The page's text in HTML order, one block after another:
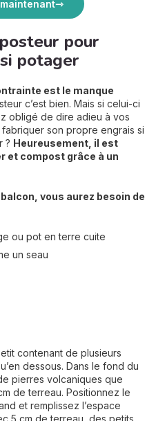
pour
potager
est le manque
c’est bien. Mais si celui-ci
obligé de dire adieu à vos
son propre engrais si
? Heureusement, il est
et compost grâce à un
vous aurez besoin de
ou pot en terre cuite
un seau
contenant de plusieurs
dessous. Dans le fond du
pierres volcaniques que
de terreau. Positionnez le
et remplissez l’espace